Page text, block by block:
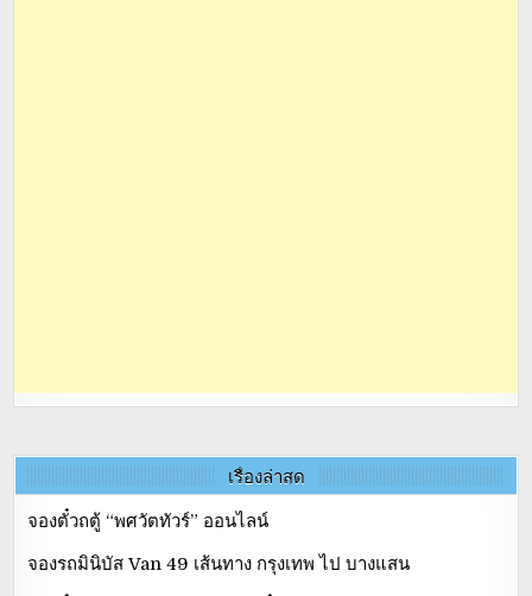
เรื่องล่าสุด
จองตั๋วถตู้ “พศวัตทัวร์” ออนไลน์
จองรถมินิบัส Van 49 เส้นทาง กรุงเทพ ไป บางแสน